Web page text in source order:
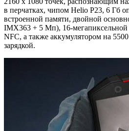
в перчатках, чипом Helio P23, 6 Гб
встроенной памяти, двойной
IMX363 + 5 Мп), 16-мегапиксельной
NFC, а также аккумулятором на
зарядкой.